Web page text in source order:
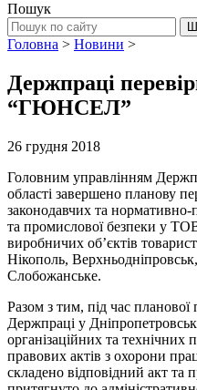
Пошук
Головна > Новини >
Держпраці
“ГЮНСЕЛ”
26 грудня 2018
Головним управлінням
області завершено планову
законодавчих та нормативно-
та промислової безпеки у
виробничих об’єктів
Нікополь,
Слобожанське.
Разом з тим, під час
Держпраці у
організаційних та
правових актів з охорони
складено відповідний акт та